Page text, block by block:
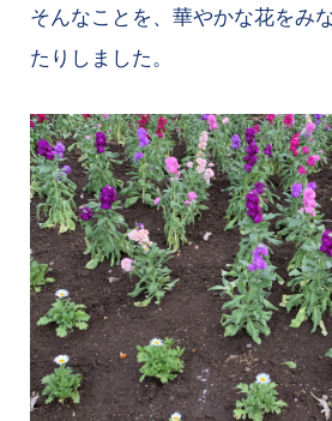
そんなことを、華やかな花をみ
たりしました。